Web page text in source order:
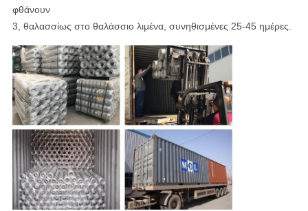
φθάνουν
3, θαλασσίως στο θαλάσσιο λιμένα, συνηθισμένες 25-45 ημέρες.